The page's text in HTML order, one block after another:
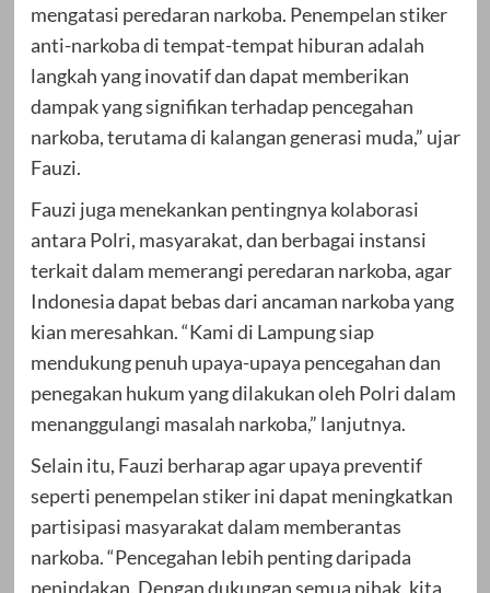
mengatasi peredaran narkoba. Penempelan stiker
anti-narkoba di tempat-tempat hiburan adalah
langkah yang inovatif dan dapat memberikan
dampak yang signifikan terhadap pencegahan
narkoba, terutama di kalangan generasi muda,” ujar
Fauzi.
Fauzi juga menekankan pentingnya kolaborasi
antara Polri, masyarakat, dan berbagai instansi
terkait dalam memerangi peredaran narkoba, agar
Indonesia dapat bebas dari ancaman narkoba yang
kian meresahkan. “Kami di Lampung siap
mendukung penuh upaya-upaya pencegahan dan
penegakan hukum yang dilakukan oleh Polri dalam
menanggulangi masalah narkoba,” lanjutnya.
Selain itu, Fauzi berharap agar upaya preventif
seperti penempelan stiker ini dapat meningkatkan
partisipasi masyarakat dalam memberantas
narkoba. “Pencegahan lebih penting daripada
penindakan. Dengan dukungan semua pihak, kita